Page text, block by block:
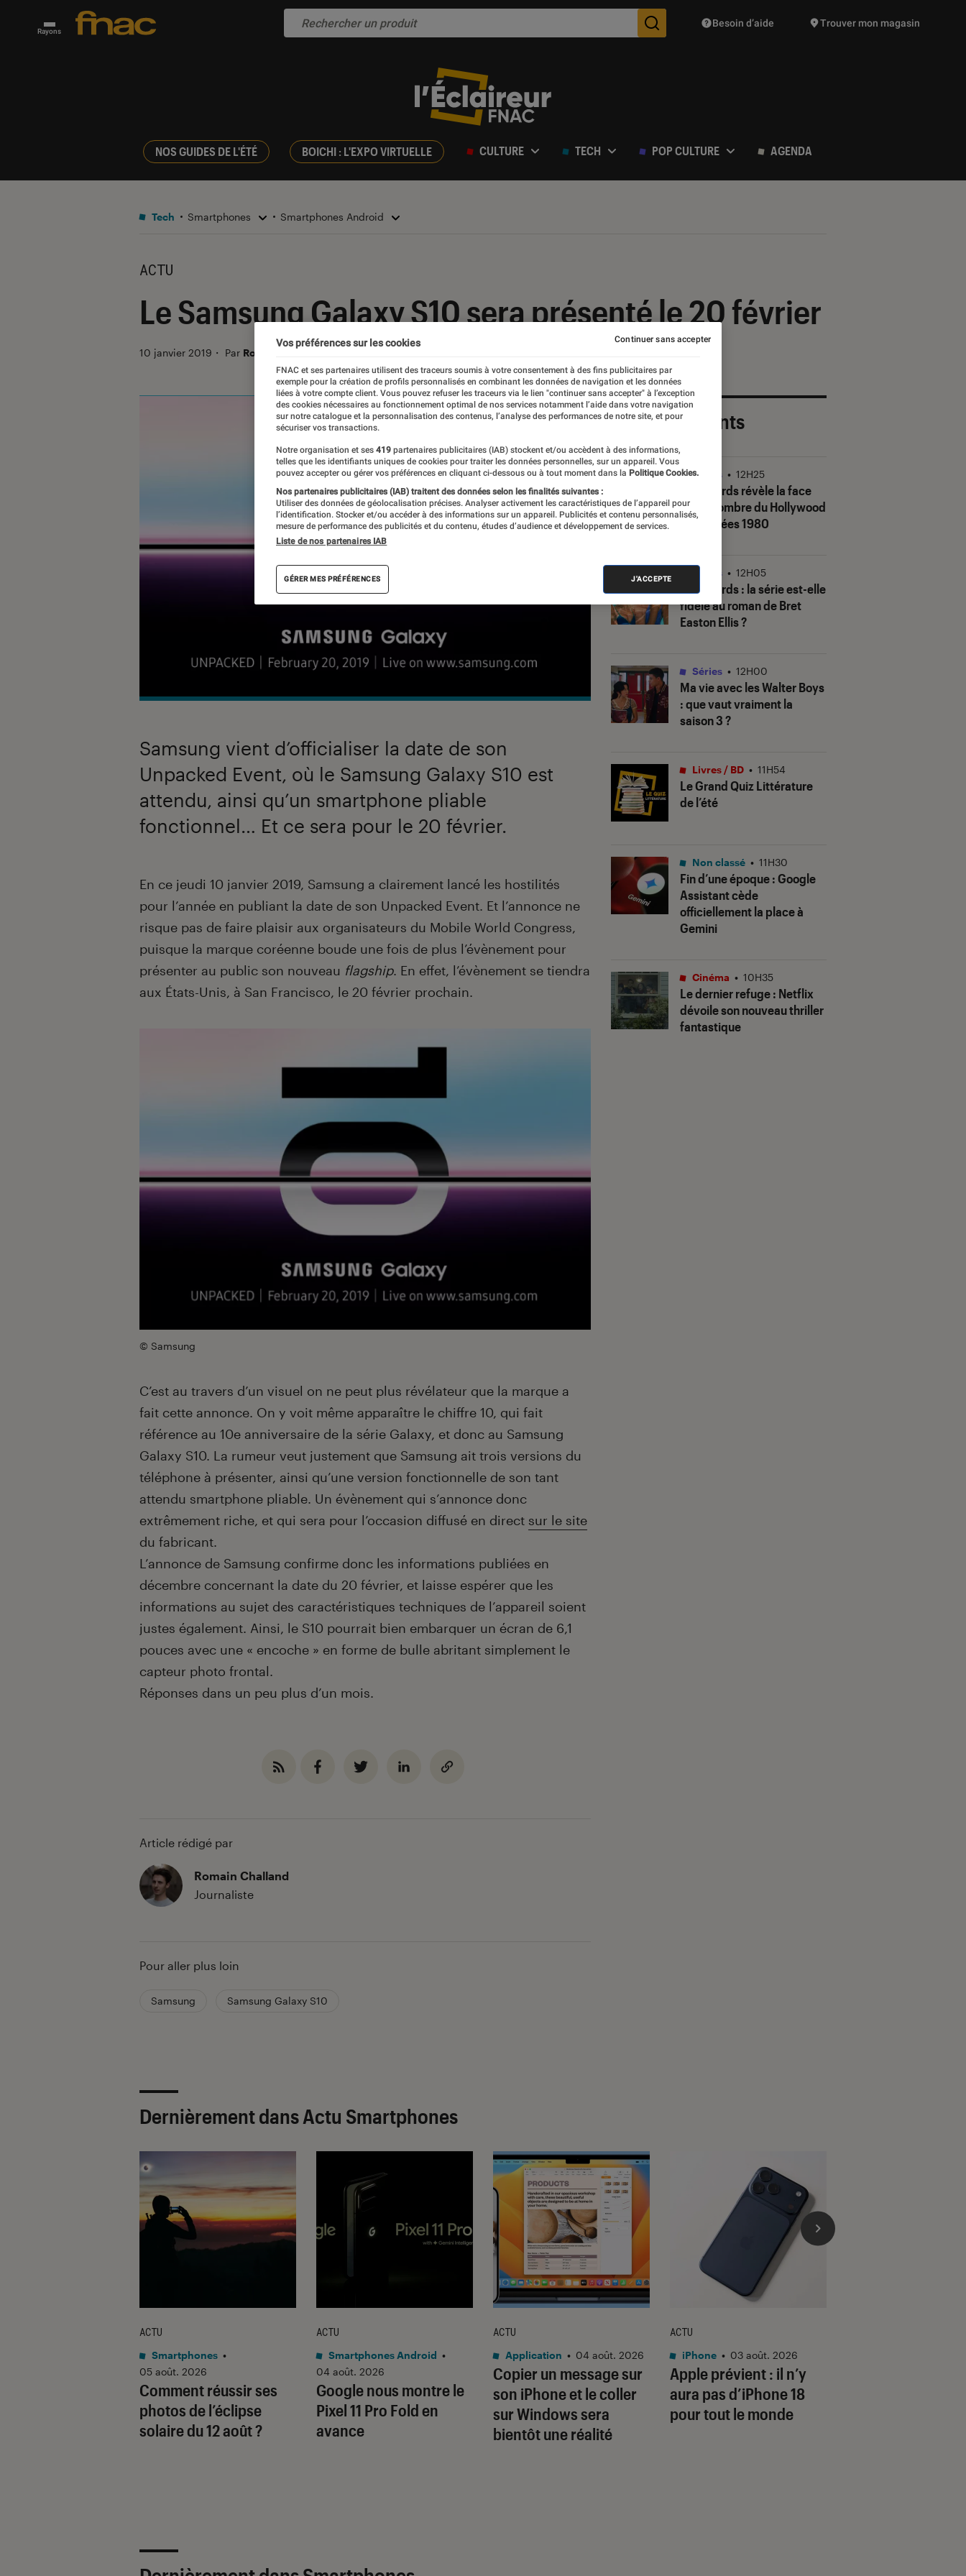
Rayons Des suggestions de produits vont vous être proposées
Besoin d’aide Trouver mon magasin
NOS GUIDES DE L'ÉTÉ BOICHI : L'EXPO VIRTUELLE CULTURE TECH POP CULTURE AGENDA
Tech Smartphones Smartphones Android
ACTU
Le Samsung Galaxy S10 sera présenté le 20 février
10 janvier 2019 ・ Par Romain Challand
Samsung vient d’officialiser la date de son
Unpacked Event, où le Samsung Galaxy S10 est
attendu, ainsi qu’un smartphone pliable
fonctionnel… Et ce sera pour le 20 février.
Introduction
En ce jeudi 10 janvier 2019, Samsung a clairement lancé les hostilités
pour l’année en publiant la date de son Unpacked Event. Et l’annonce ne
risque pas de faire plaisir aux organisateurs du Mobile World Congress,
puisque la marque coréenne boude une fois de plus l’évènement pour
présenter au public son nouveau flagship. En effet, l’évènement se tiendra
aux États-Unis, à San Francisco, le 20 février prochain.
© Samsung
C’est au travers d’un visuel on ne peut plus révélateur que la marque a
fait cette annonce. On y voit même apparaître le chiffre 10, qui fait
référence au 10e anniversaire de la série Galaxy, et donc au Samsung
Galaxy S10. La rumeur veut justement que Samsung ait trois versions du
téléphone à présenter, ainsi qu’une version fonctionnelle de son tant
attendu smartphone pliable. Un évènement qui s’annonce donc
extrêmement riche, et qui sera pour l’occasion diffusé en direct sur le site
du fabricant.
L’annonce de Samsung confirme donc les informations publiées en
décembre concernant la date du 20 février, et laisse espérer que les
informations au sujet des caractéristiques techniques de l’appareil soient
justes également. Ainsi, le S10 pourrait bien embarquer un écran de 6,1
pouces avec une « encoche » en forme de bulle abritant simplement le
capteur photo frontal.
Réponses dans un peu plus d’un mois.
Article rédigé par
Romain Challand
Journaliste
Pour aller plus loin
Samsung Samsung Galaxy S10
Les plus récents
The Shardsrévèle la face
(très) sombre du Hollywood
des années 1980
Séries • 12H25
The Shards: la série est-elle
fidèle au roman de Bret
Easton Ellis ?
Séries • 12H05
Ma vie avec les Walter Boys
: que vaut vraiment la
saison 3 ?
Séries • 12H00
Le Grand Quiz Littérature
de l’été
Livres / BD • 11H54
Fin d’une époque : Google
Assistant cède
officiellement la place à
Gemini
Non classé • 11H30
Le dernier refuge: Netflix
dévoile son nouveau thriller
fantastique
Cinéma • 10H35
Dernièrement dans Actu Smartphones
Comment réussir ses
photos de l’éclipse
solaire du 12 août ?
ACTU
Smartphones •
05 août. 2026
Google nous montre le
Pixel 11 Pro Fold en
avance
ACTU
Smartphones Android •
04 août. 2026
Copier un message sur
son iPhone et le coller
sur Windows sera
bientôt une réalité
ACTU
Application • 04 août. 2026
Apple prévient : il n’y
aura pas d’iPhone 18
pour tout le monde
ACTU
iPhone • 03 août. 2026
Vos préférences sur les cookies
FNAC et ses partenaires utilisent des traceurs soumis à votre consentement à des fins publicitaires par
exemple pour la création de profils personnalisés en combinant les données de navigation et les données
liées à votre compte client. Vous pouvez refuser les traceurs via le lien "continuer sans accepter" à l’exception
des cookies nécessaires au fonctionnement optimal de nos services notamment l’aide dans votre navigation
sur notre catalogue et la personnalisation des contenus, l’analyse des performances de notre site, et pour
sécuriser vos transactions.
Notre organisation et ses 419 partenaires publicitaires (IAB) stockent et/ou accèdent à des informations,
telles que les identifiants uniques de cookies pour traiter les données personnelles, sur un appareil. Vous
pouvez accepter ou gérer vos préférences en cliquant ci-dessous ou à tout moment dans la Politique Cookies.
Nos partenaires publicitaires (IAB) traitent des données selon les finalités suivantes :
Utiliser des données de géolocalisation précises. Analyser activement les caractéristiques de l’appareil pour
l’identification. Stocker et/ou accéder à des informations sur un appareil. Publicités et contenu personnalisés,
mesure de performance des publicités et du contenu, études d’audience et développement de services.
Liste de nos partenaires IAB
GÉRER MES PRÉFÉRENCES J'ACCEPTE
Continuer sans accepter